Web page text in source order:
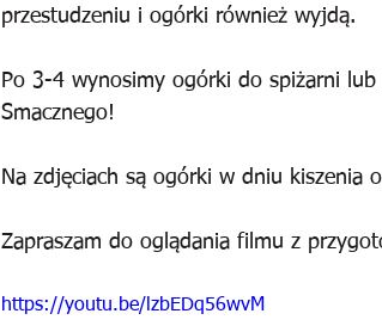
przestudzeniu i ogórki również wyjdą.
Po 3-4 wynosimy ogórki do spiżarni
Smacznego!
Na zdjęciach są ogórki w dniu kiszenia
Zapraszam do oglądania filmu z
https://youtu.be/lzbEDq56wvM